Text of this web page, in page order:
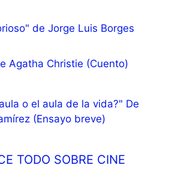
de Jorge Luis Borges
Agatha Christie (Cuento)
o el aula de la vida?" De
(Ensayo breve)
TODO SOBRE CINE